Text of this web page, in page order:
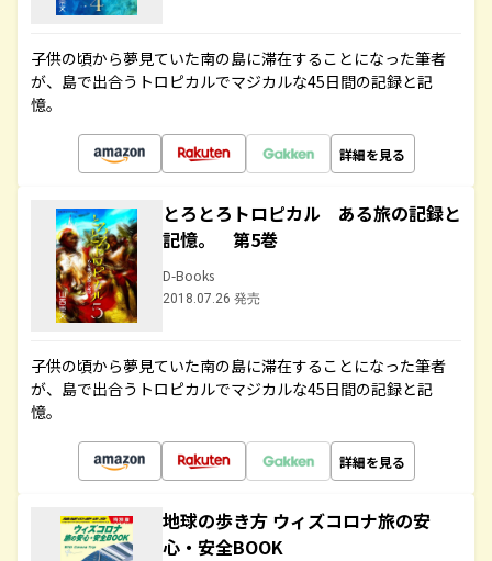
子供の頃から夢見ていた南の島に滞在することになった筆者
が、島で出合うトロピカルでマジカルな45日間の記録と記
憶。
詳細を見る
とろとろトロピカル ある旅の記録と
記憶。 第5巻
D-Books
2018.07.26 発売
子供の頃から夢見ていた南の島に滞在することになった筆者
が、島で出合うトロピカルでマジカルな45日間の記録と記
憶。
詳細を見る
地球の歩き方 ウィズコロナ旅の安
心・安全BOOK